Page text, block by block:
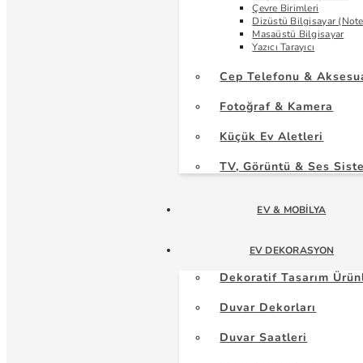
Çevre Birimleri
Dizüstü Bilgisayar
Masaüstü Bilgisayar
Yazıcı Tarayıcı
Cep Telefonu &
Fotoğraf & Kamera
Küçük Ev Aletleri
TV, Görüntü & Ses
EV & MOBILYA
EV DEKORASYON
Dekoratif Tasarım
Duvar Dekorları
Duvar Saatleri